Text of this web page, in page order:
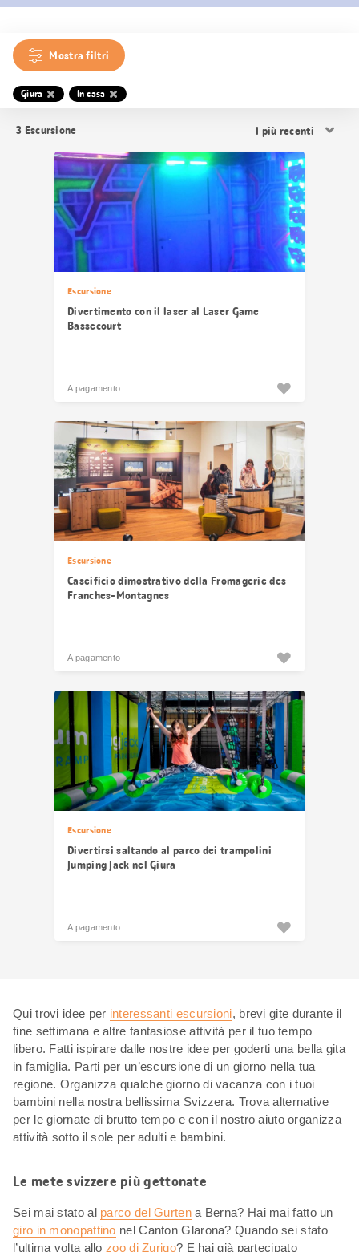
Mostra filtri
Giura In casa
3 Escursione
i
risultati
Escursione
Divertimento con il laser al Laser Game
Bassecourt
A pagamento
Escursione
Caseificio dimostrativo della Fromagerie des
Franches-Montagnes
A pagamento
Escursione
Divertirsi saltando al parco dei trampolini
Jumping Jack nel Giura
A pagamento
Qui trovi idee per interessanti escursioni, brevi gite durante il
fine settimana e altre fantasiose attività per il tuo tempo
libero. Fatti ispirare dalle nostre idee per goderti una bella gita
in famiglia. Parti per un’escursione di un giorno nella tua
regione. Organizza qualche giorno di vacanza con i tuoi
bambini nella nostra bellissima Svizzera. Trova alternative
per le giornate di brutto tempo e con il nostro aiuto organizza
attività sotto il sole per adulti e bambini.
Le mete svizzere più gettonate
Sei mai stato al parco del Gurtena Berna? Hai mai fatto un
giro in monopattino nel Canton Glarona? Quando sei stato
l’ultima volta allozoo di Zurigo? E hai già partecipato